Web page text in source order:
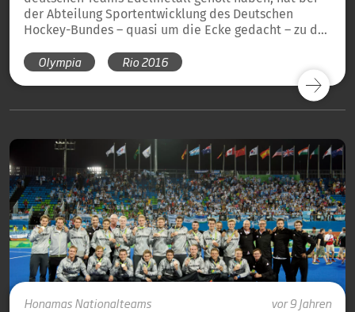
der Abteilung Sportentwicklung des Deutschen
Hockey-Bundes – quasi um die Ecke gedacht – zu der
Vereine zu bringen und neben dem Jugendpokal als
überregionale Meisterschaften der B-Jugend-Teams
mit „MixedHockey17+“ ein offeneres Angebot für
junge, hockeyinteressierte Leute zwischen 17 und 26
Olympia Rio 2016
HonamasNationalteams vor 9 Jahren